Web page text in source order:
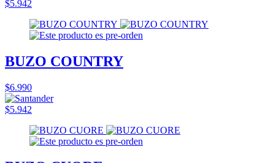
$5.942
BUZO COUNTRY
$6.990
$5.942